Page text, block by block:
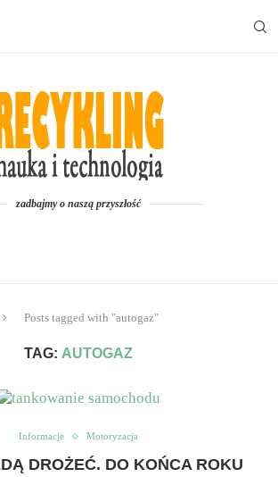
zadbajmy o naszą przyszłość
Posts tagged with "autogaz"
TAG: AUTOGAZ
Informacje Motoryzacja
DROŻEĆ. DO KOŃCA ROKU